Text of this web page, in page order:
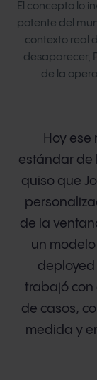
El concepto lo
potente del
contexto real
desaparecer,
de la
Hoy ese
estándar de
quiso que
de la
un
deployed
trabajó con
de casos,
medida y